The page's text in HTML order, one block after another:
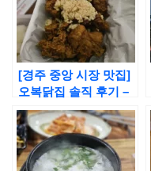
[경주 중앙 시장 맛집]
오복닭집 솔직 후기 –
가격, 메뉴, 영업시간